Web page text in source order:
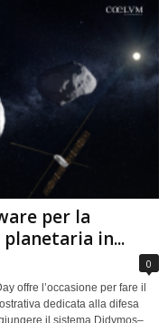
per la
in...
0
offre l’occasione per fare il
dedicata alla difesa